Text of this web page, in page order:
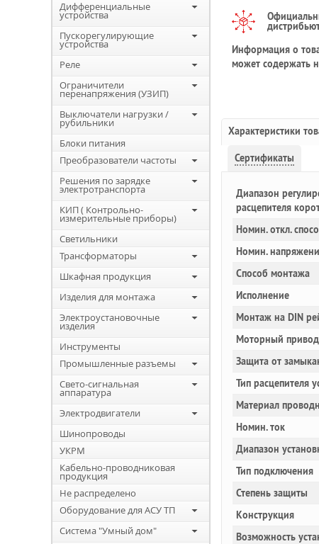
Дифференциальные
устройства
Пускорегулирующие
устройства
Реле
Ограничители
перенапряжения (УЗИП)
Выключатели нагрузки /
рубильники
Блоки питания
Преобразователи частоты
Решения по зарядке
электротранспорта
КИП ( Контрольно-
измерительные приборы)
Светильники
Трансформаторы
Шкафная продукция
Изделия для монтажа
Электроустановочные
изделия
Инструменты
Промышленные разъемы
Свето-сигнальная
аппаратура
Электродвигатели
Шинопроводы
УКРМ
Кабельно-проводниковая
продукция
Не распределено
Оборудование для АСУ ТП
Система "Умный дом"
Информация о
может содержать
Характеристики
Сертификаты
Диапазон
расцепителя
Номин. откл.
Номин.
Способ монтажа
Исполнение
Монтаж на DIN
Моторный
Защита от
Тип расцепителя
Материал
Номин. ток
Диапазон
Тип подключения
Степень защиты
Конструкция
Возможность